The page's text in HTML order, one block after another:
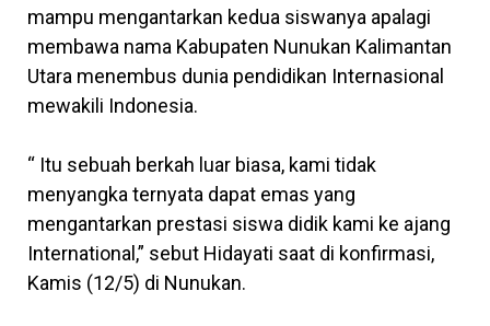
mampu mengantarkan kedua siswanya apalagi
membawa nama Kabupaten Nunukan Kalimantan
Utara menembus dunia pendidikan Internasional
mewakili Indonesia.
“ Itu sebuah berkah luar biasa, kami tidak
menyangka ternyata dapat emas yang
mengantarkan prestasi siswa didik kami ke ajang
International,” sebut Hidayati saat di konfirmasi,
Kamis (12/5) di Nunukan.